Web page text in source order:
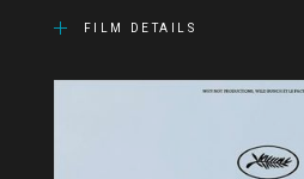
FILM DETAILS